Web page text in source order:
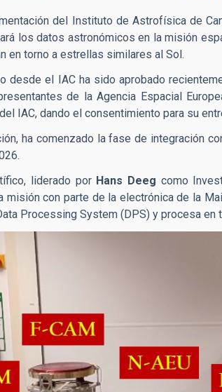
del Instituto de Astrofísica de
los datos astronómicos en la misión
en torno a estrellas similares al Sol.
desde el IAC ha sido aprobado
de la Agencia Espacial
IAC, dando el consentimiento para su
ha comenzado la fase de integración
liderado por Hans Deeg como
misión con parte de la electrónica de la
Processing System (DPS) y procesa